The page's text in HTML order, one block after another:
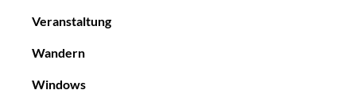
Veranstaltung
Wandern
Windows